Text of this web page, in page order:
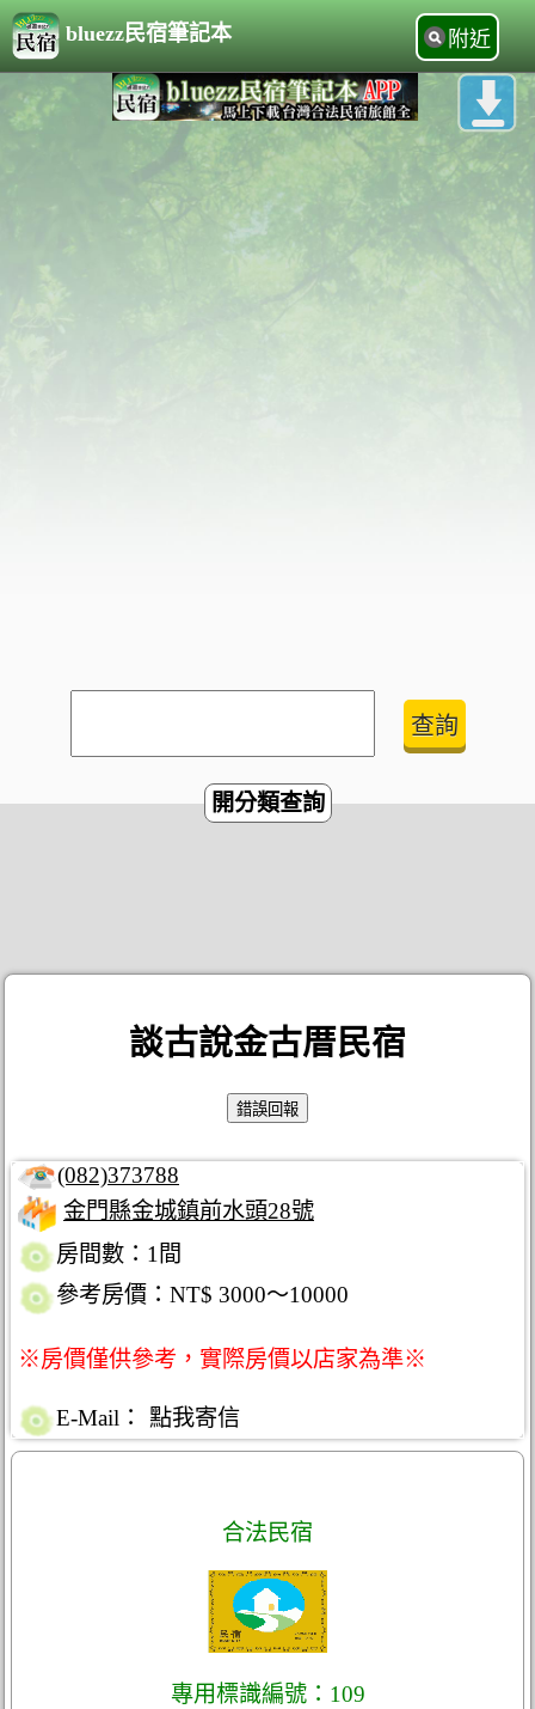
bluezz民宿筆記本 附近
開分類查詢
談古說金古厝民宿
(082)373788
金門縣金城鎮前水頭28號
房間數：1間
參考房價：NT$ 3000～10000
※房價僅供參考，實際房價以店家為準※
E-Mail： 點我寄信
合法民宿
專用標識編號：109